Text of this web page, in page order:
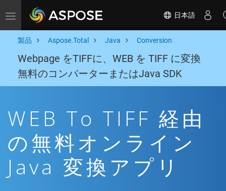
Toggle navigation 日本語
製品 Aspose.Total Java Conversion
Webpage をTIFFに、WEB を TIFF に変換
無料のコンバーターまたはJava SDK
WEB To TIFF 経由
の無料オンライン
Java 変換アプリ